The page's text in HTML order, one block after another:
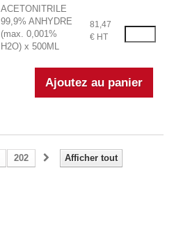
ACETONITRILE
99,9% ANHYDRE
(max. 0,001%
H2O) x 500ML
81,47
€ HT
Afficher tout
202